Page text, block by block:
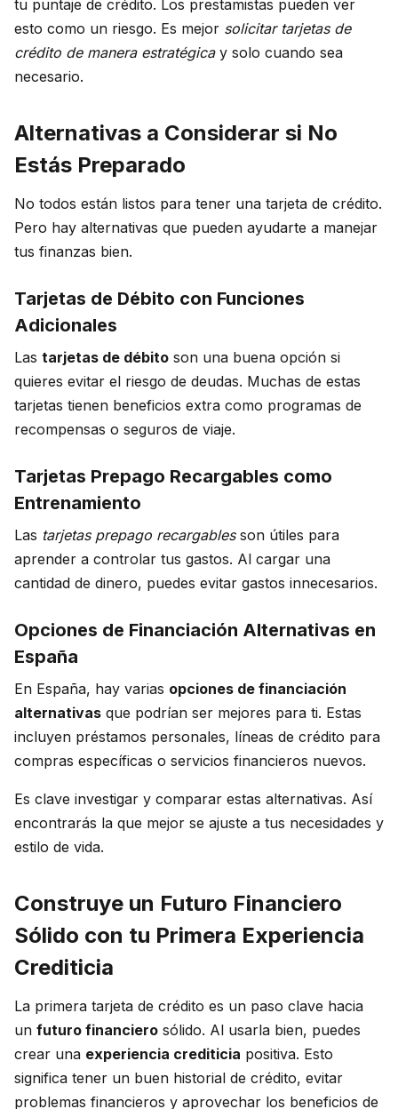
tu puntaje de crédito. Los prestamistas pueden ver
esto como un riesgo. Es mejor solicitar tarjetas de
crédito de manera estratégicay solo cuando sea
necesario.
Alternativas a Considerar si No
Estás Preparado
No todos están listos para tener una tarjeta de crédito.
Pero hay alternativas que pueden ayudarte a manejar
tus finanzas bien.
Tarjetas de Débito con Funciones
Adicionales
Las tarjetas de débito son una buena opción si
quieres evitar el riesgo de deudas. Muchas de estas
tarjetas tienen beneficios extra como programas de
recompensas o seguros de viaje.
Tarjetas Prepago Recargables como
Entrenamiento
Las tarjetas prepago recargablesson útiles para
aprender a controlar tus gastos. Al cargar una
cantidad de dinero, puedes evitar gastos innecesarios.
Opciones de Financiación Alternativas en
España
En España, hay varias opciones de financiación
alternativas que podrían ser mejores para ti. Estas
incluyen préstamos personales, líneas de crédito para
compras específicas o servicios financieros nuevos.
Es clave investigar y comparar estas alternativas. Así
encontrarás la que mejor se ajuste a tus necesidades y
estilo de vida.
Construye un Futuro Financiero
Sólido con tu Primera Experiencia
Crediticia
La primera tarjeta de crédito es un paso clave hacia
un futuro financiero sólido. Al usarla bien, puedes
crear una experiencia crediticia positiva. Esto
significa tener un buen historial de crédito, evitar
problemas financieros y aprovechar los beneficios de